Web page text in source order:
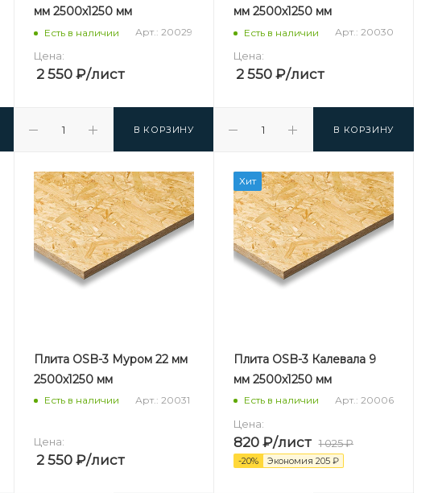
мм 2500х1250 мм
Есть в наличии Арт.: 20029
Цена:
2 550₽/лист
В КОРЗИНУ
мм 2500х1250 мм
Есть в наличии Арт.: 20030
Цена:
2 550₽/лист
В КОРЗИНУ
Плита OSB-3 Муром 22 мм
2500х1250 мм
Есть в наличии Арт.: 20031
Цена:
2 550₽/лист
Хит
Плита OSB-3 Калевала 9
мм 2500х1250 мм
Есть в наличии Арт.: 20006
Цена:
820₽/лист 1 025₽
-20% Экономия 205₽